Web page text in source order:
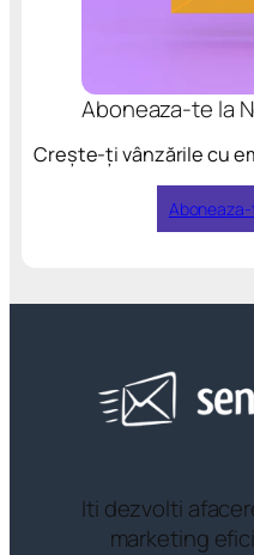
Aboneaza-te la
Crește-ți vânzările cu
Iti dezvolti
marketing